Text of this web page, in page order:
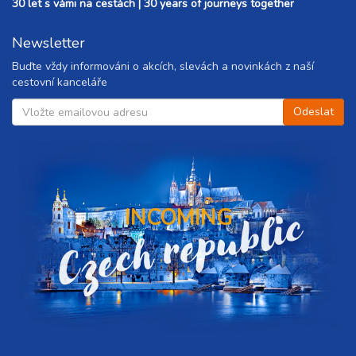
30 let s vámi na cestách | 30 years of journeys together
Newsletter
Buďte vždy informováni o akcích, slevách a novinkách z naší
cestovní kanceláře
INCOMING
Czech republic